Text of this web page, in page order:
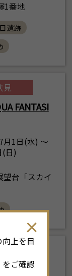
1番地
遺跡
見
FANTASI
月1日(水) ～
(日)
望台「スカイ
リウム展
上を目
をご確認